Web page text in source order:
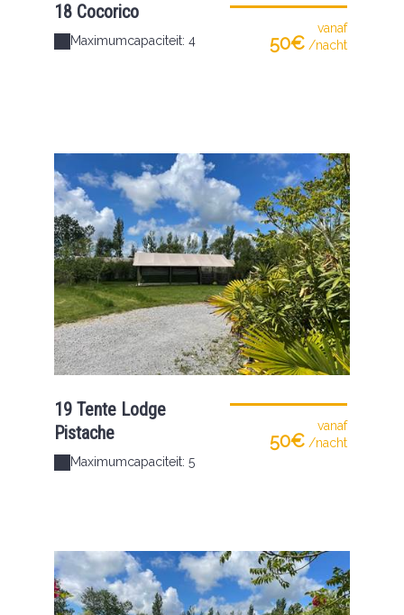
18 Cocorico
Maximumcapaciteit: 4
vanaf
50€ /nacht
19 Tente Lodge
Pistache
Maximumcapaciteit: 5
vanaf
50€ /nacht